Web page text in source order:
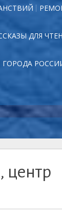
ДЛЯ
ГОРОДА
центр